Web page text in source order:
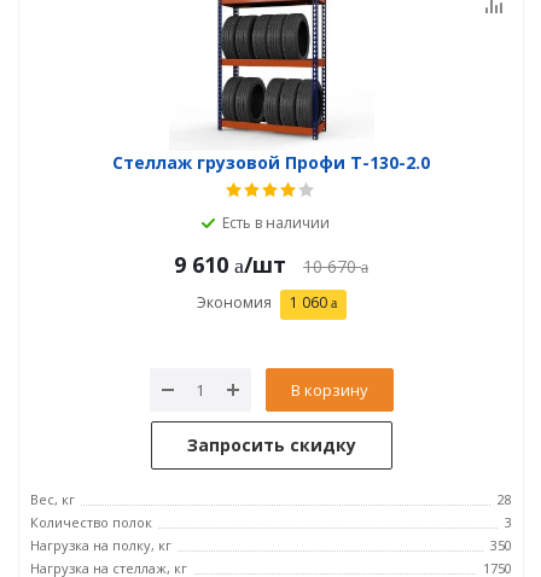
Стеллаж грузовой Профи Т-130-2.0
Есть в наличии
9 610 /шт 10 670
Экономия 1 060
В корзину
Запросить скидку
Вес, кг
28
Количество полок
3
Нагрузка на полку, кг
350
Нагрузка на стеллаж, кг
1750